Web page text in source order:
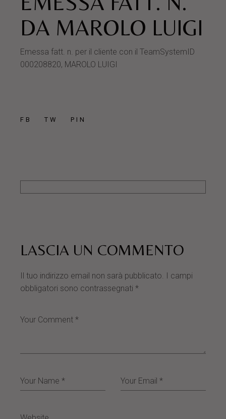
DA MAROLO LUIGI
Emessa fatt. n. per il cliente con il TeamSystemID
000208820, MAROLO LUIGI
FB TW PIN
LASCIA UN COMMENTO
Il tuo indirizzo email non sarà pubblicato. I campi
obbligatori sono contrassegnati*